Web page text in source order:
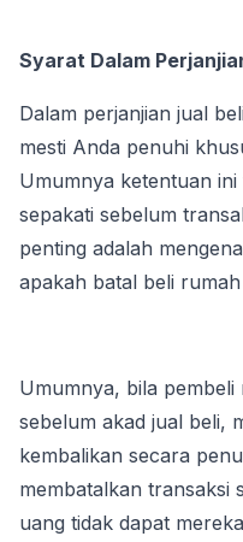
Syarat Dalam
Dalam perjanjian jual
mesti Anda penuhi
Umumnya ketentuan
sepakati sebelum
penting adalah
apakah batal beli
Umumnya, bila pembeli
sebelum akad jual beli,
kembalikan secara
membatalkan transaksi
uang tidak dapat